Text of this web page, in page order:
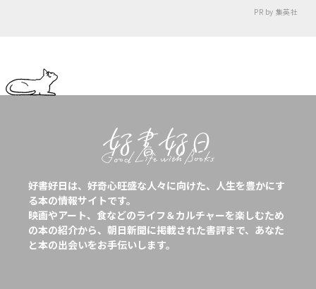
PR by 集英社
好書好日は、好奇心旺盛な人々に向けた、人生を豊かにす
る本の情報サイトです。
映画やアート、食などのライフ＆カルチャーを楽しむため
の本の紹介から、朝日新聞に掲載された書評まで、あなた
と本の出会いをお手伝いします。